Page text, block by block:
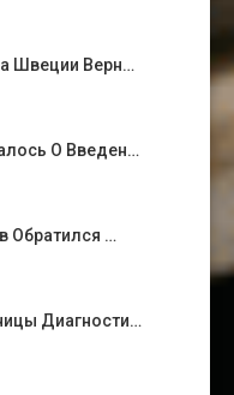
Швеции Верн…
О Введен…
Обратился …
Диагности…